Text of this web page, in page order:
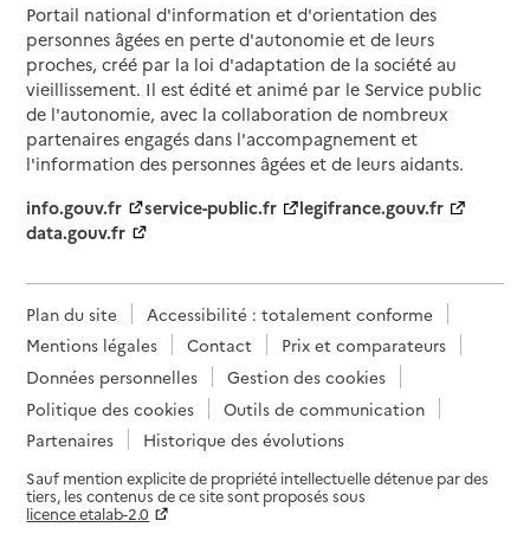
Portail national d'information et d'orientation des
personnes âgées en perte d'autonomie et de leurs
proches, créé par la loi d'adaptation de la société au
vieillissement. Il est édité et animé par le Service public
de l'autonomie, avec la collaboration de nombreux
partenaires engagés dans l'accompagnement et
l'information des personnes âgées et de leurs aidants.
info.gouv.fr
service-public.fr
legifrance.gouv.fr
data.gouv.fr
Plan du site
Accessibilité : totalement conforme
Mentions légales
Contact
Prix et comparateurs
Données personnelles
Gestion des cookies
Politique des cookies
Outils de communication
Partenaires
Historique des évolutions
Sauf mention explicite de propriété intellectuelle détenue par des
tiers, les contenus de ce site sont proposés sous
licence etalab-2.0